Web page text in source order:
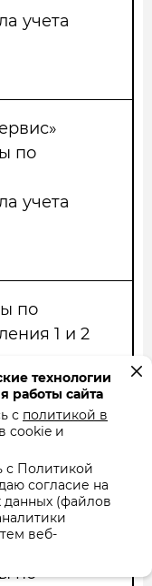
учета
по
учета
по
1 и 2
по
технологии
работы сайта
с политикой в
cookie и
с Политикой
согласие на
данных (файлов
веб-